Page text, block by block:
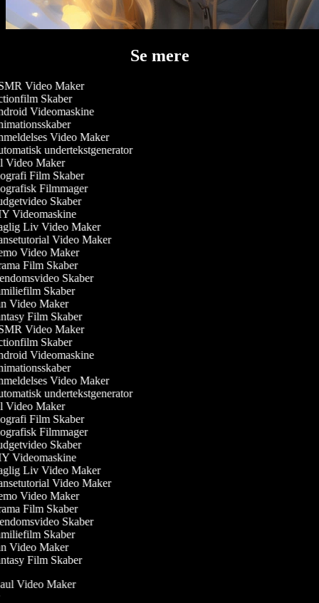
Se mere
Video Maker
Skaber
Videomaskine
Video Maker
undertekstgenerator
Maker
Film Skaber
Filmmager
Skaber
Videomaskine
Liv Video Maker
Video Maker
Video Maker
Film Skaber
Skaber
Skaber
Video Maker
Film Skaber
Video Maker
Skaber
Videomaskine
Video Maker
undertekstgenerator
Maker
Film Skaber
Filmmager
Skaber
Videomaskine
Liv Video Maker
Video Maker
Video Maker
Film Skaber
Skaber
Skaber
Video Maker
Film Skaber
Video Maker